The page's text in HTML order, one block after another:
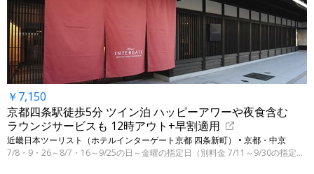
￥7,150
京都四条駅徒歩5分 ツイン泊 ハッピーアワーや夜食含む
ラウンジサービスも 12時アウト+早割適用
近畿日本ツーリスト（ホテルインターゲート京都 四条新町） • 京都・中京
7/8・9・26～8/7・16～9/25の日～金曜の指定日（別料金 7/11～9/30の指定日）